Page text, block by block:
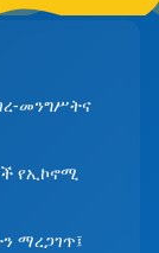
መንግሥትና
የኢኮኖሚ
ማረጋገጥ፤